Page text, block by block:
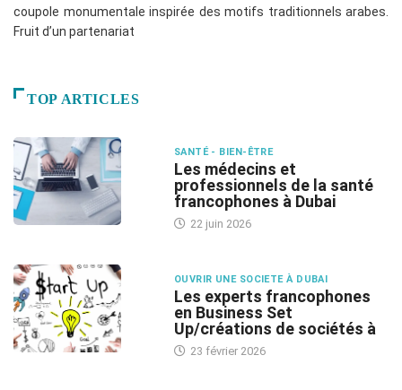
coupole monumentale inspirée des motifs traditionnels arabes.
Fruit d’un partenariat
TOP ARTICLES
SANTÉ - BIEN-ÊTRE
Les médecins et
professionnels de la santé
francophones à Dubai
22 juin 2026
OUVRIR UNE SOCIETE À DUBAI
Les experts francophones
en Business Set
Up/créations de sociétés à
23 février 2026